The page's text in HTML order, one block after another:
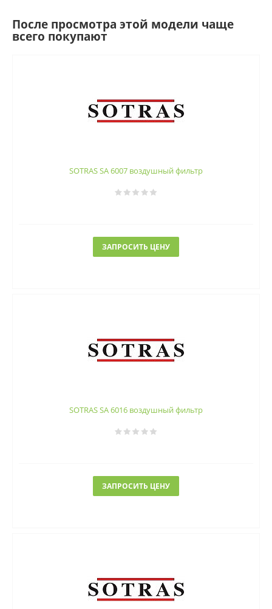
После просмотра этой модели чаще
всего покупают
SOTRAS SA 6007 воздушный фильтр
ЗАПРОСИТЬ ЦЕНУ
SOTRAS SA 6016 воздушный фильтр
ЗАПРОСИТЬ ЦЕНУ